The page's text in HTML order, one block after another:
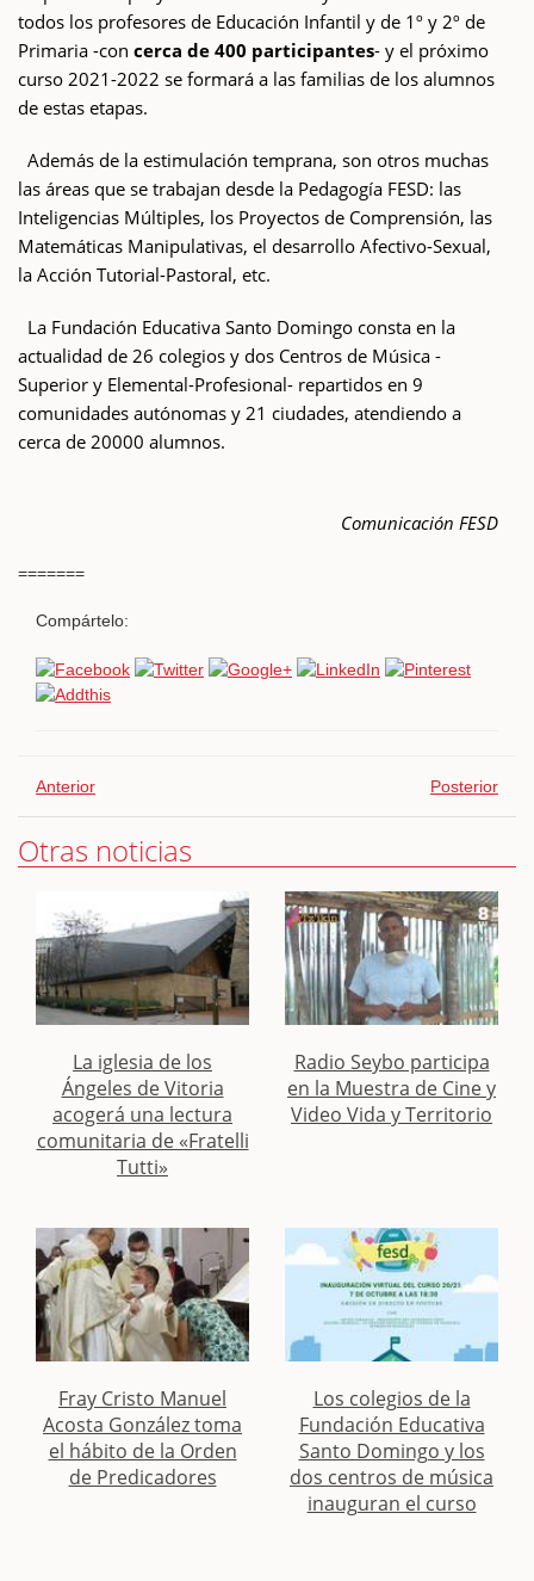
todos los profesores de Educación Infantil y de 1º y 2º de
Primaria -con cerca de 400 participantes- y el próximo
curso 2021-2022 se formará a las familias de los alumnos
de estas etapas.
Además de la estimulación temprana, son otros muchas
las áreas que se trabajan desde la Pedagogía FESD: las
Inteligencias Múltiples, los Proyectos de Comprensión, las
Matemáticas Manipulativas, el desarrollo Afectivo-Sexual,
la Acción Tutorial-Pastoral, etc.
La Fundación Educativa Santo Domingo consta en la
actualidad de 26 colegios y dos Centros de Música -
Superior y Elemental-Profesional- repartidos en 9
comunidades autónomas y 21 ciudades, atendiendo a
cerca de 20000 alumnos.
Comunicación FESD
=======
Compártelo:
Anterior Posterior
Otras noticias
La iglesia de los
Ángeles de Vitoria
acogerá una lectura
comunitaria de «Fratelli
Tutti»
Radio Seybo participa
en la Muestra de Cine y
Video Vida y Territorio
Fray Cristo Manuel
Acosta González toma
el hábito de la Orden
de Predicadores
Los colegios de la
Fundación Educativa
Santo Domingo y los
dos centros de música
inauguran el curso